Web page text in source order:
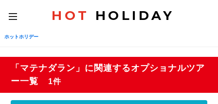
toggle
navigation
HOT HOLIDAY
ホットホリデー
「マテナダラン」に関連するオプショナルツア
ー一覧
1件